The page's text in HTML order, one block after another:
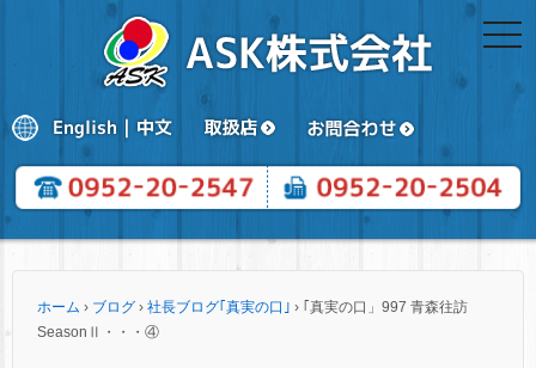
ホーム › ブログ › 社長ブログ｢真実の口｣ › ｢真実の口」997 青森往訪
SeasonⅡ・・・④